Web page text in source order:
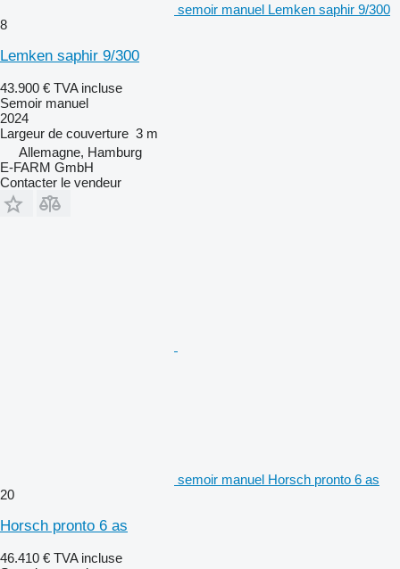
semoir manuel Lemken saphir 9/300
8
Lemken saphir 9/300
43.900 € TVA incluse
Semoir manuel
2024
Largeur de couverture 3 m
Allemagne, Hamburg
E-FARM GmbH
Contacter le vendeur
semoir manuel Horsch pronto 6 as
20
Horsch pronto 6 as
46.410 € TVA incluse